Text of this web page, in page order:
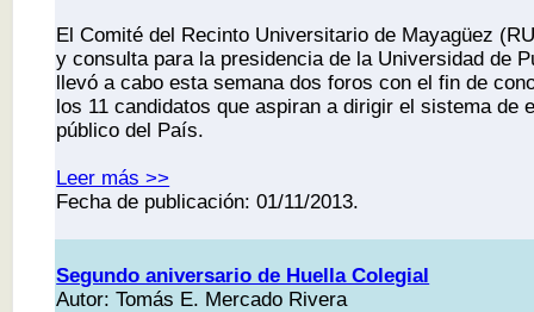
El Comité del Recinto Universitario de Mayagüez
y consulta para la presidencia de la Universidad de
llevó a cabo esta semana dos foros con el fin de
los 11 candidatos que aspiran a dirigir el sistema de
público del País.
Leer más >>
Fecha de publicación: 01/11/2013.
Segundo aniversario de Huella Colegial
Autor: Tomás E. Mercado Rivera